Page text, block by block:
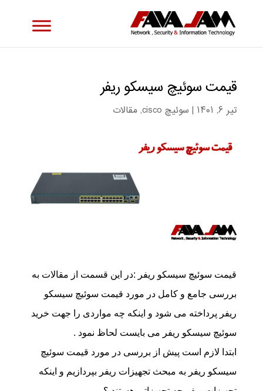
قیمت سوئیچ سیسکو ریفر
تیر ۶, ۱۴۰۱ | سوئیچ cisco ,مقالات
قیمت سوئیچ سیسکو ریفر :در این قسمت از مقالات به
بررسی جامع و کامل در مورد قیمت سوئیچ سیسکو
ریفر پرداخته می شود و اینکه چه مواردی را جهت خرید
سوئیچ سیسکو ریفر می بایست لحاظ نمود .
ابتدا لازم است پیش از بررسی در مورد قیمت سوئیچ
سیسکو ریفر به مبحث تجهیزات ریفر بپردازیم و اینکه